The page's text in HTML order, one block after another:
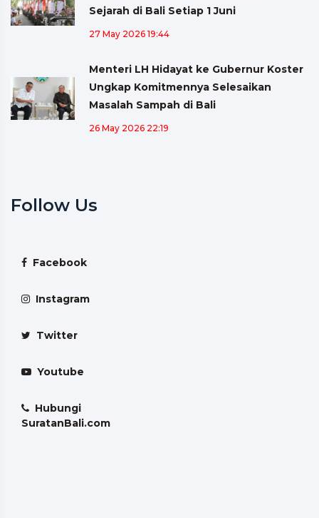
Sejarah di Bali Setiap 1 Juni
27 May 2026 19:44
Menteri LH Hidayat ke Gubernur Koster
Ungkap Komitmennya Selesaikan
Masalah Sampah di Bali
26 May 2026 22:19
Follow Us
Facebook
Instagram
Twitter
Youtube
Hubungi
SuratanBali.com